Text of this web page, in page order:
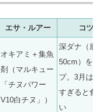
エサ・ルアー コツ
オキアミ＋集魚
剤（マルキュー
「チヌパワー
V10白チヌ」）
深ダナ（底
50cm）を
プ。3月は
すぎると食
い